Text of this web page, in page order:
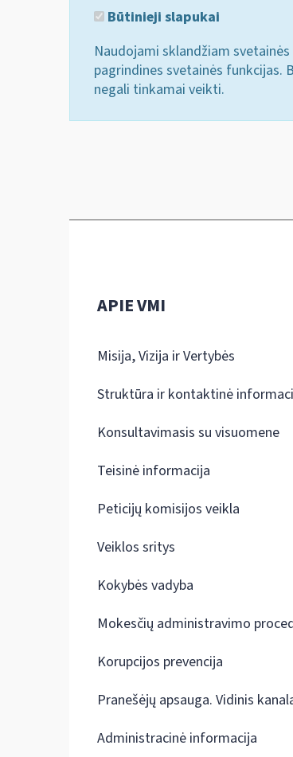
Būtinieji slapukai
Naudojami sklandžiam
pagrindines svetainės funkcijas.
negali tinkamai veikti.
APIE VMI
Misija, Vizija ir Vertybės
Struktūra ir kontaktinė
Konsultavimasis su visuomene
Teisinė informacija
Peticijų komisijos veikla
Veiklos sritys
Kokybės vadyba
Mokesčių administravimo
Korupcijos prevencija
Pranešėjų apsauga. Vidinis
Administracinė informacija